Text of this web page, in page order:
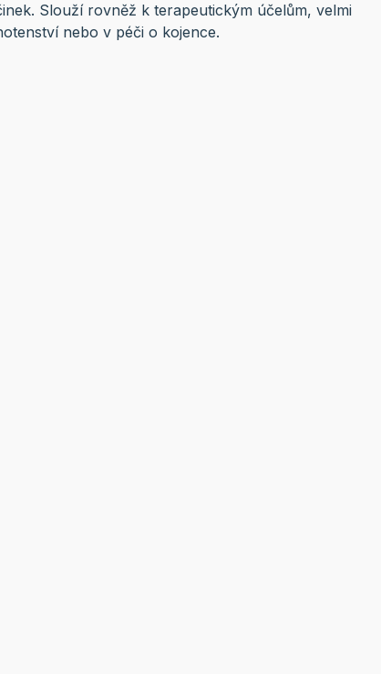
Slouží rovněž k terapeutickým účelům, velmi
nebo v péči o kojence.